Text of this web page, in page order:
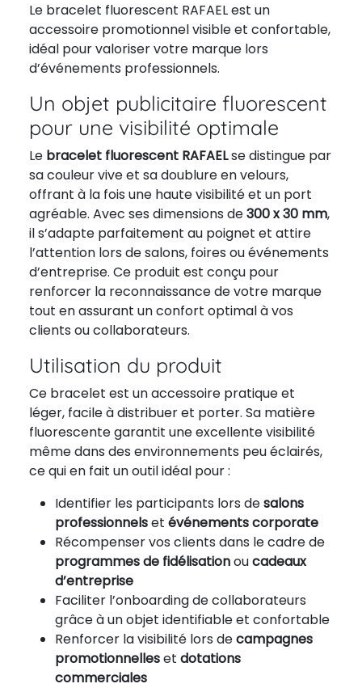
Le bracelet fluorescent RAFAEL est un
accessoire promotionnel visible et confortable,
idéal pour valoriser votre marque lors
d’événements professionnels.
Un objet publicitaire fluorescent
pour une visibilité optimale
Le bracelet fluorescent RAFAELse distingue par
sa couleur vive et sa doublure en velours,
offrant à la fois une haute visibilité et un port
agréable. Avec ses dimensions de300 x 30 mm,
il s’adapte parfaitement au poignet et attire
l’attention lors de salons, foires ou événements
d’entreprise. Ce produit est conçu pour
renforcer la reconnaissance de votre marque
tout en assurant un confort optimal à vos
clients ou collaborateurs.
Utilisation du produit
Ce bracelet est un accessoire pratique et
léger, facile à distribuer et porter. Sa matière
fluorescente garantit une excellente visibilité
même dans des environnements peu éclairés,
ce qui en fait un outil idéal pour :
Identifier les participants lors desalons
professionnelset événements corporate
Récompenser vos clients dans le cadre de
programmes de fidélisationoucadeaux
d’entreprise
Faciliter l’onboarding de collaborateurs
grâce à un objet identifiable et confortable
Renforcer la visibilité lors decampagnes
promotionnelleset dotations
commerciales